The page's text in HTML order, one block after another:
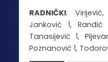
RADNIČKI:
Janković 1,
Tanasijević 1,
Poznanović 1,